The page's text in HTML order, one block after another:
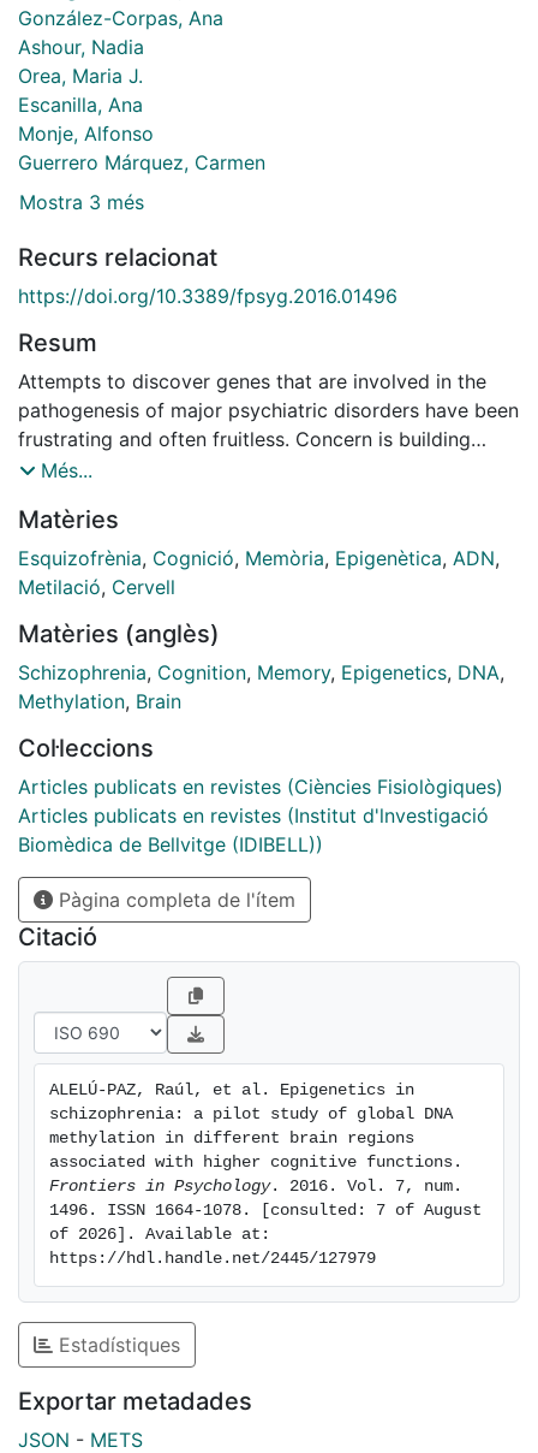
González-Corpas, Ana
Ashour, Nadia
Orea, Maria J.
Escanilla, Ana
Monje, Alfonso
Guerrero Márquez, Carmen
Mostra 3 més
Recurs relacionat
https://doi.org/10.3389/fpsyg.2016.01496
Resum
Attempts to discover genes that are involved in the
pathogenesis of major psychiatric disorders have been
frustrating and often fruitless. Concern is building
about the need to understand the complex ways in
illness. We analyze the epigenome in several brain
regions from schizophrenic patients with severe
cognitive impairment using high-resolution (450K)
methylated CpG sites included in known and novel
candidate genes sequences as well as in and
intergenic sequences which functions remain unknown.
restricted to a particular region, but includes others
such as CpG shelves and gene bodies, indicating the
presence of different DNA methylation signatures
depending on the brain area analyzed. Our findings
suggest that epimutations are not relatables between
different tissues or even between tissues' regions,
highlighting the need to adequately study brain
samples to obtain reliable data concerning the
epigenetics of schizophrenia.
Més...
Matèries
Esquizofrènia, Cognició, Memòria, Epigenètica, ADN,
Metilació, Cervell
Matèries (anglès)
Schizophrenia, Cognition, Memory, Epigenetics, DNA,
Methylation, Brain
Col·leccions
Articles publicats en revistes (Ciències Fisiològiques)
Articles publicats en revistes (Institut d'lnvestigació
Biomèdica de Bellvitge (IDIBELL))
Pàgina completa de l'ítem
Citació
ALELÚ-PAZ, Raúl, et al. Epigenetics in
schizophrenia: a pilot study of global DNA
methylation in different brain regions
Frontiers in Psychology. 2016. Vol. 7, num.
1496. ISSN 1664-1078. [consulted: 7 of August
of 2026]. Available at:
https://hdl.handle.net/2445/127979
Estadístiques
Exportar metadades
JSON - METS